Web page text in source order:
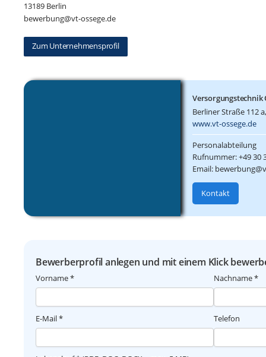
13189 Berlin
bewerbung@vt-ossege.de
Zum Unternehmensprofil
Versorgungstechnik
Berliner Straße 112
www.vt-ossege.de
Personalabteilung
Rufnummer: +49 30
Email:
Kontakt
Bewerberprofil anlegen und mit einem Klick
Vorname * Nachname *
E-Mail * Telefon